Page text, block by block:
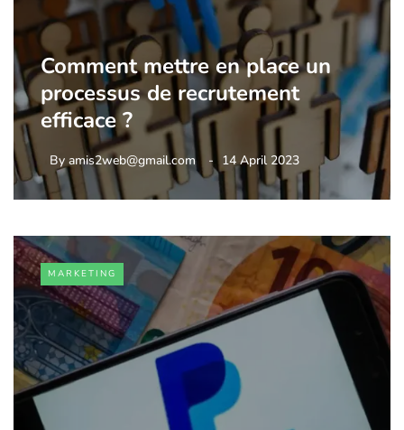
Comment mettre en place un
processus de recrutement
efficace ?
By amis2web@gmail.com 14 April 2023
MARKETING